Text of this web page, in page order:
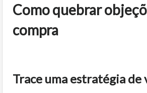
Como quebrar
compra
Trace uma estratégia de